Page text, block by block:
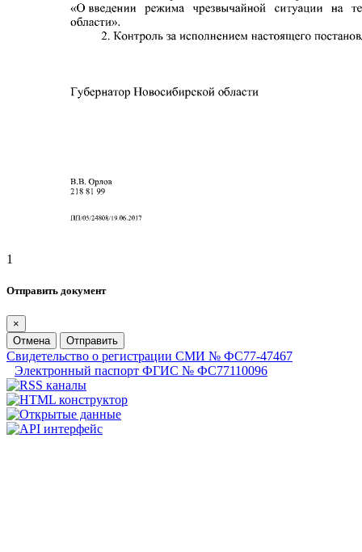
1
Отправить документ
×
Отмена
Отправить
Свидетельство о регистрации СМИ № ФС77-47467
Электронный паспорт ФГИС № ФС77110096